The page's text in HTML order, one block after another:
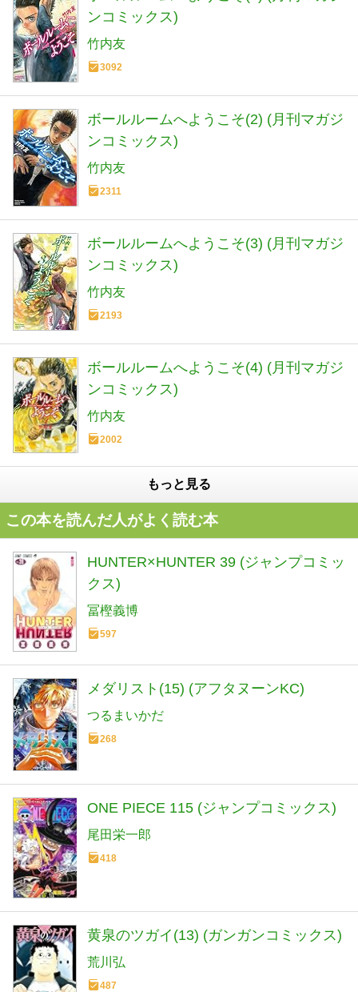
ンコミックス)
竹内友
3092
ボールルームへようこそ(2) (月刊マガジ
ンコミックス)
竹内友
2311
ボールルームへようこそ(3) (月刊マガジ
ンコミックス)
竹内友
2193
ボールルームへようこそ(4) (月刊マガジ
ンコミックス)
竹内友
2002
もっと見る
この本を読んだ人がよく読む本
HUNTER×HUNTER 39 (ジャンプコミッ
クス)
冨樫義博
597
メダリスト(15) (アフタヌーンKC)
つるまいかだ
268
ONE PIECE 115 (ジャンプコミックス)
尾田栄一郎
418
黄泉のツガイ(13) (ガンガンコミックス)
荒川弘
487